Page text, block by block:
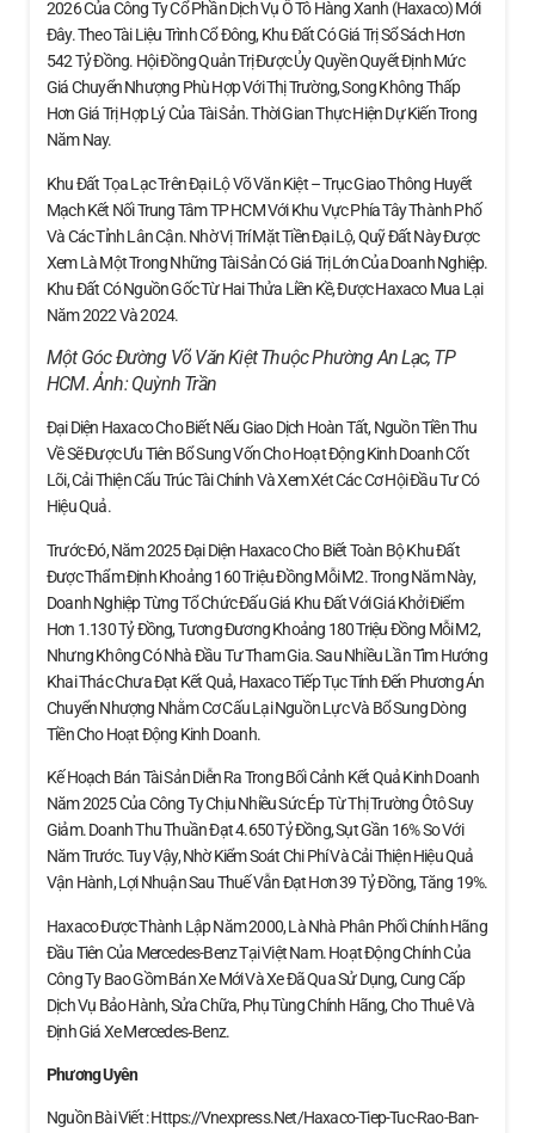
2026 Của Công Ty Cổ Phần Dịch Vụ Ô Tô Hàng Xanh (Haxaco) Mới
Đây. Theo Tài Liệu Trình Cổ Đông, Khu Đất Có Giá Trị Sổ Sách Hơn
542 Tỷ Đồng. Hội Đồng Quản Trị Được Ủy Quyền Quyết Định Mức
Giá Chuyển Nhượng Phù Hợp Với Thị Trường, Song Không Thấp
Hơn Giá Trị Hợp Lý Của Tài Sản. Thời Gian Thực Hiện Dự Kiến Trong
Năm Nay.
Khu Đất Tọa Lạc Trên Đại Lộ Võ Văn Kiệt – Trục Giao Thông Huyết
Mạch Kết Nối Trung Tâm TP HCM Với Khu Vực Phía Tây Thành Phố
Và Các Tỉnh Lân Cận. Nhờ Vị Trí Mặt Tiền Đại Lộ, Quỹ Đất Này Được
Xem Là Một Trong Những Tài Sản Có Giá Trị Lớn Của Doanh Nghiệp.
Khu Đất Có Nguồn Gốc Từ Hai Thửa Liền Kề, Được Haxaco Mua Lại
Năm 2022 Và 2024.
Một Góc Đường Võ Văn Kiệt Thuộc Phường An Lạc, TP
HCM. Ảnh:Quỳnh Trần
Đại Diện Haxaco Cho Biết Nếu Giao Dịch Hoàn Tất, Nguồn Tiền Thu
Về Sẽ Được Ưu Tiên Bổ Sung Vốn Cho Hoạt Động Kinh Doanh Cốt
Lõi, Cải Thiện Cấu Trúc Tài Chính Và Xem Xét Các Cơ Hội Đầu Tư Có
Hiệu Quả.
Trước Đó, Năm 2025 Đại Diện Haxaco Cho Biết Toàn Bộ Khu Đất
Được Thẩm Định Khoảng 160 Triệu Đồng Mỗi M2. Trong Năm Này,
Doanh Nghiệp Từng Tổ Chức Đấu Giá Khu Đất Với Giá Khởi Điểm
Hơn 1.130 Tỷ Đồng, Tương Đương Khoảng 180 Triệu Đồng Mỗi M2,
Nhưng Không Có Nhà Đầu Tư Tham Gia. Sau Nhiều Lần Tìm Hướng
Khai Thác Chưa Đạt Kết Quả, Haxaco Tiếp Tục Tính Đến Phương Án
Chuyển Nhượng Nhằm Cơ Cấu Lại Nguồn Lực Và Bổ Sung Dòng
Tiền Cho Hoạt Động Kinh Doanh.
Kế Hoạch Bán Tài Sản Diễn Ra Trong Bối Cảnh Kết Quả Kinh Doanh
Năm 2025 Của Công Ty Chịu Nhiều Sức Ép Từ Thị Trường Ôtô Suy
Giảm. Doanh Thu Thuần Đạt 4.650 Tỷ Đồng, Sụt Gần 16% So Với
Năm Trước. Tuy Vậy, Nhờ Kiểm Soát Chi Phí Và Cải Thiện Hiệu Quả
Vận Hành, Lợi Nhuận Sau Thuế Vẫn Đạt Hơn 39 Tỷ Đồng, Tăng 19%.
Haxaco Được Thành Lập Năm 2000, Là Nhà Phân Phối Chính Hãng
Đầu Tiên Của Mercedes-Benz Tại Việt Nam. Hoạt Động Chính Của
Công Ty Bao Gồm Bán Xe Mới Và Xe Đã Qua Sử Dụng, Cung Cấp
Dịch Vụ Bảo Hành, Sửa Chữa, Phụ Tùng Chính Hãng, Cho Thuê Và
Định Giá Xe Mercedes‑Benz.
Phương Uyên
Nguồn Bài Viết : Https://vnexpress.net/haxaco-Tiep-Tuc-Rao-Ban-